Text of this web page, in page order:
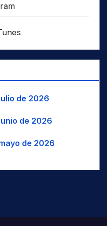
de 2026
de 2026
de 2026